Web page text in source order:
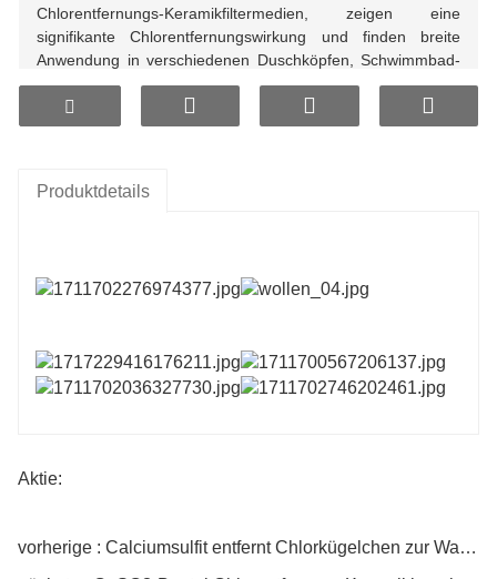
Chlorentfernungs-Keramikfiltermedien, zeigen eine
signifikante Chlorentfernungswirkung und finden breite
Anwendung in verschiedenen Duschköpfen, Schwimmbad-
Badezentren, Chlorentfernungsgeräten und Geräten zur
industriellen Wasserchlorentfernung. Ihre Hauptfunktion ist
die Beseitigung von Restchlor im Wasser, einschließlich
(Chlorgas) usw. Verglichen mit herkömmlicher Aktivkohle zur
und Resistenz gegen Bakterienwachstum. Darüber hinaus
effektivere Chlorentfernung.
Wasser nicht blau, ist dies ein Hinweis darauf, dass die
Geben Sie das Reagenz zur
Produktdetails
Aktie:
vorherige : Calciumsulfit entfernt Chlorkügelchen zur Wasserreinigung